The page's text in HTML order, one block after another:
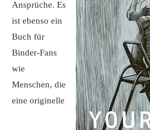
Ansprüche. Es
ist ebenso ein
Buch für
Binder-Fans
wie
Menschen, die
eine originelle